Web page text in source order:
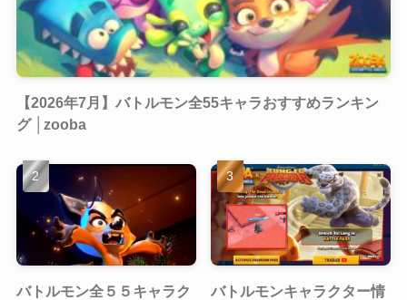
【2026年7月】バトルモン全55キャラおすすめランキン
グ │zooba
バトルモン全５５キャラク
バトルモンキャラクター情